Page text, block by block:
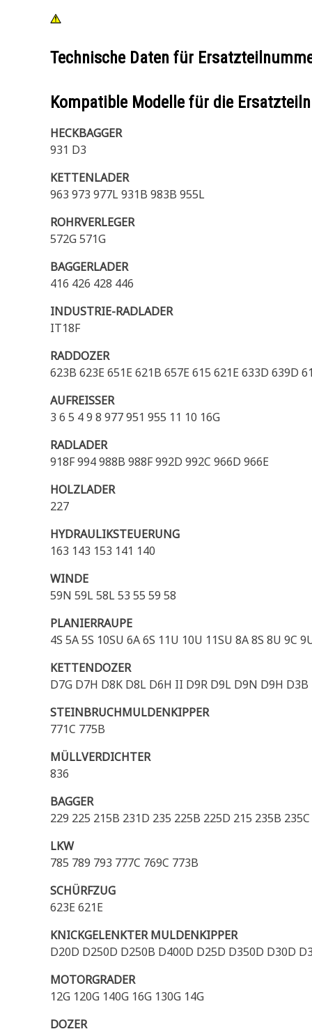
Technische Daten für
Kompatible Modelle für die
HECKBAGGER
931 D3
KETTENLADER
963 973 977L 931B 983B 955L
ROHRVERLEGER
572G 571G
BAGGERLADER
416 426 428 446
INDUSTRIE-RADLADER
IT18F
RADDOZER
623B 623E 651E 621B 657E 615 621E 633D 639D
AUFREISSER
3 6 5 4 9 8 977 951 955 11 10 16G
RADLADER
918F 994 988B 988F 992D 992C 966D 966E
HOLZLADER
227
HYDRAULIKSTEUERUNG
163 143 153 141 140
WINDE
59N 59L 58L 53 55 59 58
PLANIERRAUPE
4S 5A 5S 10SU 6A 6S 11U 10U 11SU 8A 8S 8U 9C
KETTENDOZER
D7G D7H D8K D8L D6H II D9R D9L D9N D9H
STEINBRUCHMULDENKIPPER
771C 775B
MÜLLVERDICHTER
836
BAGGER
229 225 215B 231D 235 225B 225D 215 235B
LKW
785 789 793 777C 769C 773B
SCHÜRFZUG
623E 621E
KNICKGELENKTER MULDENKIPPER
D20D D250D D250B D400D D25D D350D D30D
MOTORGRADER
12G 120G 140G 16G 130G 14G
DOZER